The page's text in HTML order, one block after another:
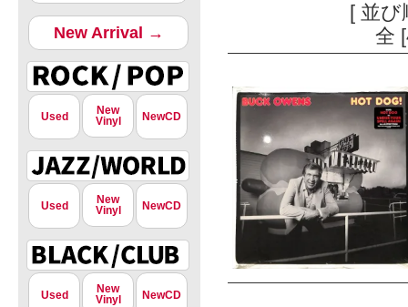
New Arrival →
Used
New
Vinyl
NewCD
Used
New
Vinyl
NewCD
Used
New
Vinyl
NewCD
[ 並
全